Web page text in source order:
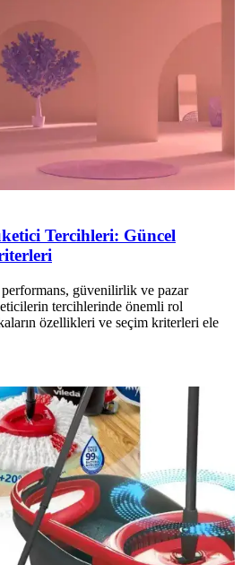
Tercihleri: Güncel
güvenilirlik ve pazar
tercihlerinde önemli rol
özellikleri ve seçim kriterleri ele